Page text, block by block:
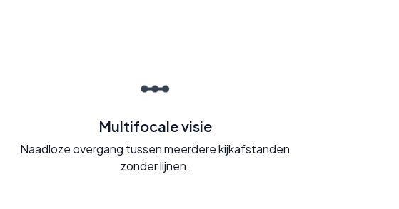
Multifocale visie
Naadloze overgang tussen meerdere kijkafstanden
zonder lijnen.